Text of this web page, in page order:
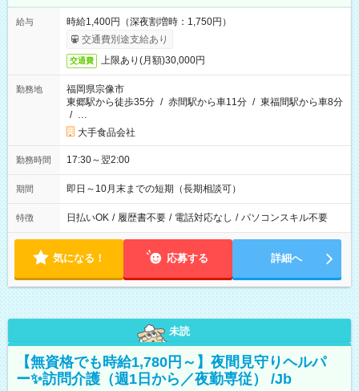
給与
時給1,400円（深夜割増時：1,750円）
交通費別途支給あり
交通費 上限あり(月額)30,000円
勤務地
福岡県宗像市
東郷駅から徒歩35分 / 赤間駅から車11分 / 東福間駅から車8分
/ …
大手食品会社
勤務時間 17:30～翌2:00
期間 即日～10月末までの短期（長期相談可）
特徴 日払いOK / 履歴書不要 / 電話対応なし / パソコンスキル不要
気になる！ 応募する 詳細へ
未読
【無資格でも時給1,780円～】夜間見守りヘルパ
ー✨訪問介護（週1日から／夜勤専従） /Jb